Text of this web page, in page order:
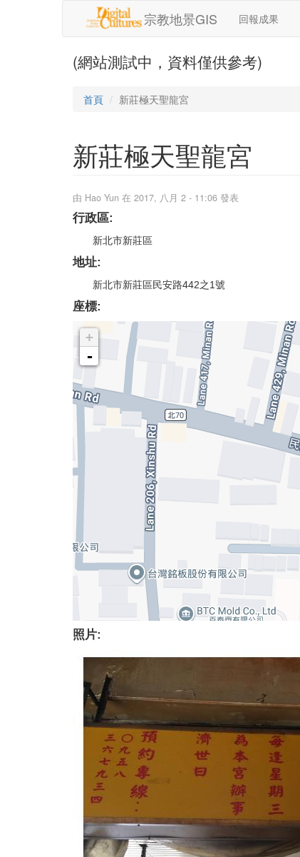
宗教地景GIS 回報成果
(網站測試中，資料僅供參考)
首頁 新莊極天聖龍宮
新莊極天聖龍宮
由 Hao Yun 在 2017, 八月 2 - 11:06 發表
行政區:
新北市新莊區
地址:
新北市新莊區民安路442之1號
座標:
+
-
照片: